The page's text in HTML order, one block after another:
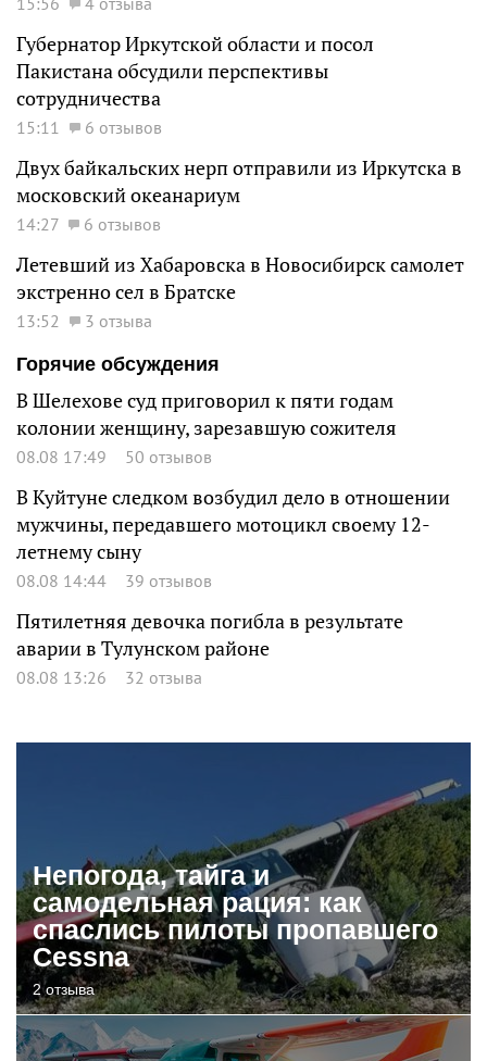
Губернатор Иркутской области и посол
Пакистана обсудили перспективы
сотрудничества
15:11 6 отзывов
Двух байкальских нерп отправили из Иркутска в
московский океанариум
14:27 6 отзывов
Летевший из Хабаровска в Новосибирск самолет
экстренно сел в Братске
13:52
3 отзыва
Горячие обсуждения
В Шелехове суд приговорил к пяти годам
колонии женщину, зарезавшую сожителя
08.08 17:49 50 отзывов
В Куйтуне следком возбудил дело в отношении
мужчины, передавшего мотоцикл своему 12-
летнему сыну
08.08 14:44 39 отзывов
Пятилетняя девочка погибла в результате
аварии в Тулунском районе
08.08 13:26 32 отзыва
Непогода, тайга и
самодельная рация: как
спаслись пилоты пропавшего
Cessna
2 отзыва